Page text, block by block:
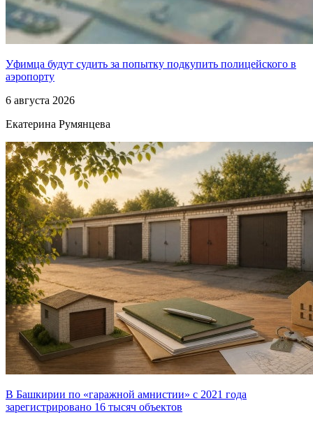
Уфимца будут судить за попытку подкупить полицейского в
аэропорту
6 августа 2026
Екатерина Румянцева
В Башкирии по «гаражной амнистии» с 2021 года
зарегистрировано 16 тысяч объектов